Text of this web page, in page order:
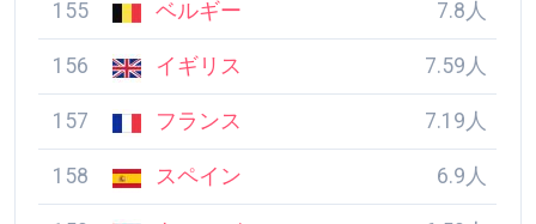
152 キプロス 8.3人
153 ルクセンブルク 8.3人
154 サウジアラビア 8.19人
155 ベルギー 7.8人